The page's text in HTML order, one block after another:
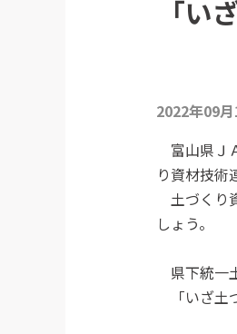
「い
2022年09
富山県Ｊ
り資材技術
土づくり
しょう。
県下統一
「いざ土